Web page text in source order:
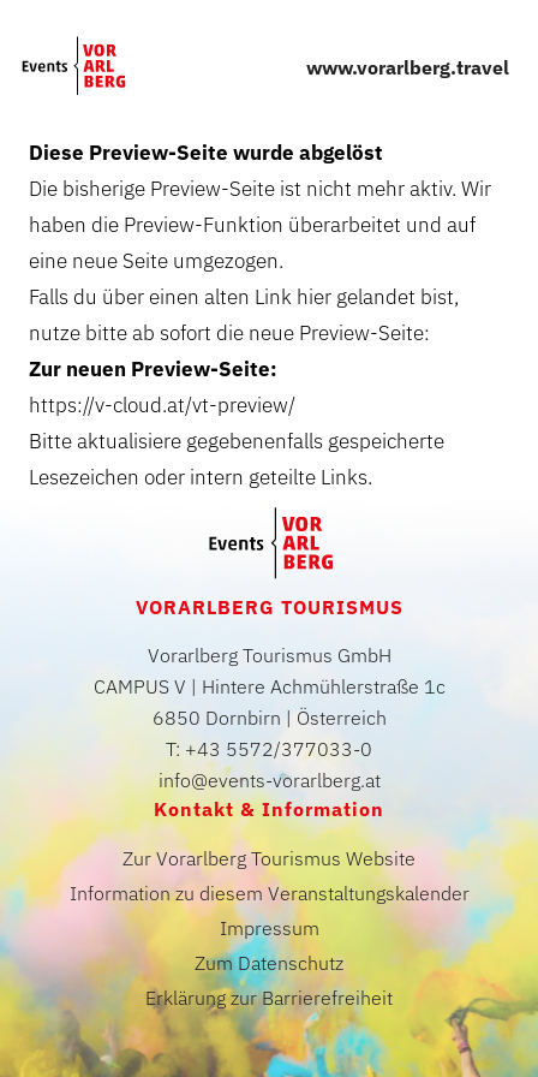
www.vorarlberg.travel
Diese Preview-Seite wurde abgelöst
Die bisherige Preview-Seite ist nicht mehr aktiv. Wir
haben die Preview-Funktion überarbeitet und auf
eine neue Seite umgezogen.
Falls du über einen alten Link hier gelandet bist,
nutze bitte ab sofort die neue Preview-Seite:
Zur neuen Preview-Seite:
https://v-cloud.at/vt-preview/
Bitte aktualisiere gegebenenfalls gespeicherte
Lesezeichen oder intern geteilte Links.
VORARLBERG TOURISMUS
Vorarlberg Tourismus GmbH
CAMPUS V | Hintere Achmühlerstraße 1c
6850 Dornbirn | Österreich
T: +43 5572/377033-0
info@events-vorarlberg.at
Kontakt & Information
Zur Vorarlberg Tourismus Website
Information zu diesem Veranstaltungskalender
Impressum
Zum Datenschutz
Erklärung zur Barrierefreiheit